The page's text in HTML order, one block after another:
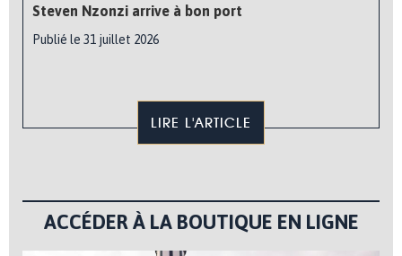
Steven Nzonzi arrive à bon port
Publié le 31 juillet 2026
LIRE L'ARTICLE
ACCÉDER À LA BOUTIQUE EN LIGNE